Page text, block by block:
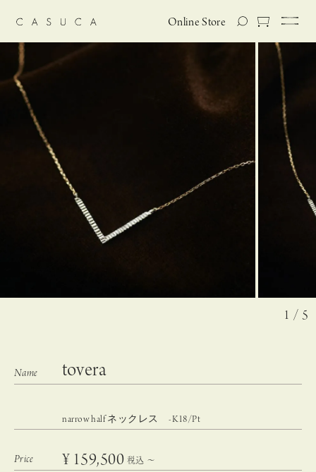
Online Store
1 / 5
tovera
narrow half ネックレス -K18/Pt
¥ 159,500 税込 〜